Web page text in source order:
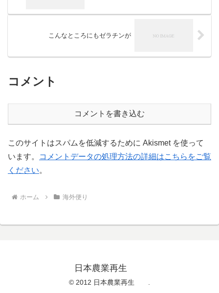
こんなところにもゼラチンが
コメント
コメントを書き込む
このサイトはスパムを低減するために Akismet を使って
います。
コメントデータの処理方法の詳細はこちらをご覧
ください。
ホーム 海外便り
日本農業再生
© 2012 日本農業再生 .